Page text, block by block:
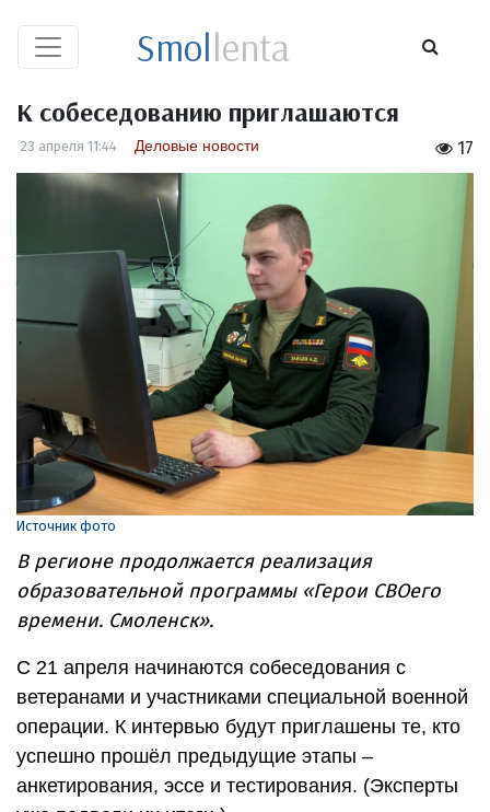
Smollenta
К собеседованию приглашаются
17
23 апреля 11:44 Деловые новости
Источник фото
В регионе продолжается реализация
образовательной программы «Герои СВОего
времени. Смоленск».
С 21 апреля начинаются собеседования с
ветеранами и участниками специальной военной
операции. К интервью будут приглашены те, кто
успешно прошёл предыдущие этапы –
анкетирования, эссе и тестирования. (Эксперты